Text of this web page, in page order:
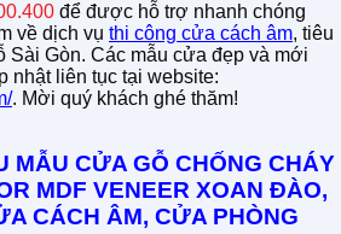
để được hỗ trợ nhanh chóng
về dịch vụ thi công cửa cách âm, tiêu
Sài Gòn. Các mẫu cửa đẹp và mới
nhật liên tục tại website:
. Mời quý khách ghé thăm!
MẪU CỬA GỖ CHỐNG CHÁY
MDF VENEER XOAN ĐÀO,
CÁCH ÂM, CỬA PHÒNG